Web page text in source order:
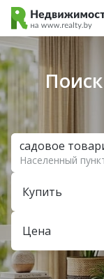
Купить
Цена
Населенный